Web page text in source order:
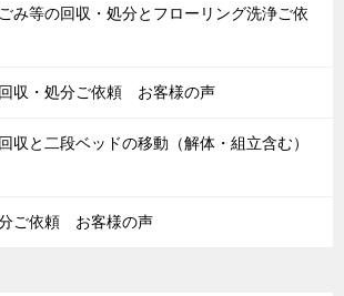
み等の回収・処分とフローリング洗浄ご依
収・処分ご依頼 お客様の声
収と二段ベッドの移動（解体・組立含む）
ご依頼 お客様の声